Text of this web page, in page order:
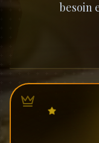
besoin